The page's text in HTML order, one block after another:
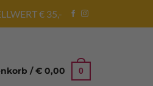
€ 35,-
/€ 0,00 0